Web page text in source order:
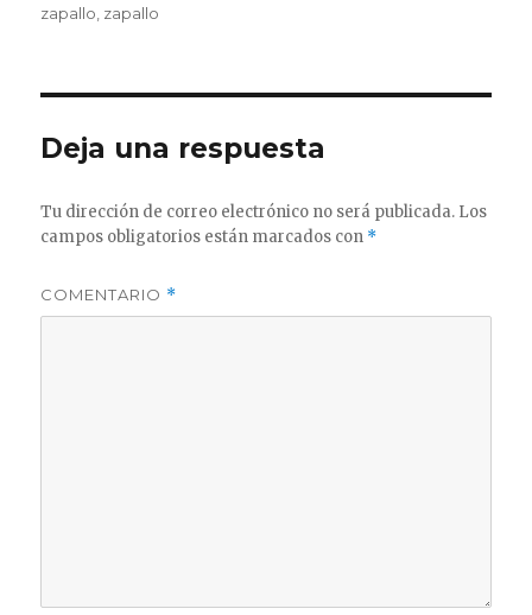
zapallo zapallo
Deja una respuesta
Tu dirección de correo electrónico no será publicada. Los
campos obligatorios están marcados con *
COMENTARIO *